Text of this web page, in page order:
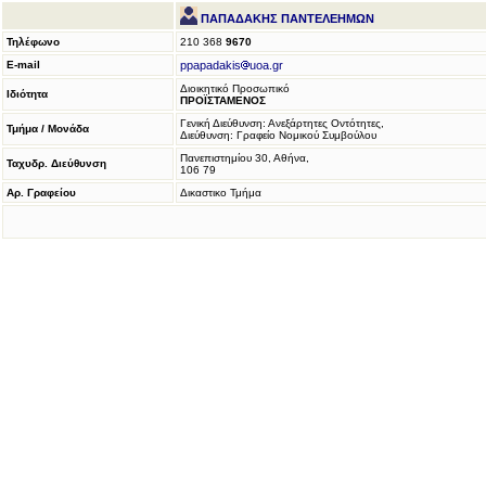
ΠΑΠΑΔΑΚΗΣ ΠΑΝΤΕΛΕΗΜΩΝ
Τηλέφωνο 210 368 9670
E-mail
ppapadakis uoa.gr
Ιδιότητα
Διοικητικό Προσωπικό
ΠΡΟΪΣΤΑΜΕΝΟΣ
Τμήμα / Μονάδα
Γενική Διεύθυνση: Ανεξάρτητες Οντότητες,
Διεύθυνση: Γραφείο Νομικού Συμβούλου
Ταχυδρ. Διεύθυνση
Πανεπιστημίου 30, Αθήνα,
106 79
Αρ. Γραφείου
Δικαστικο Τμήμα